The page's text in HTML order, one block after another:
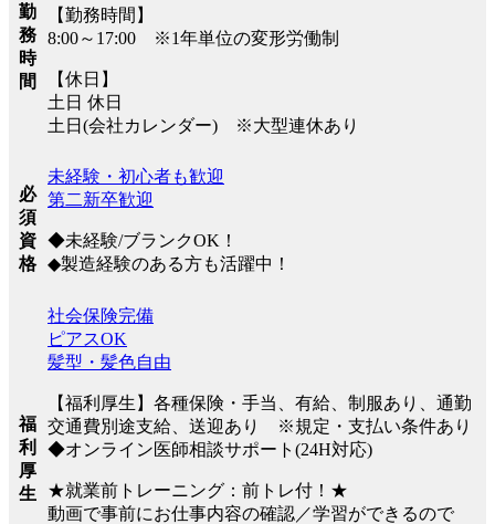
勤
務
時
間
【勤務時間】
8:00～17:00 ※1年単位の変形労働制
【休日】
土日 休日
土日(会社カレンダー) ※大型連休あり
必
須
資
格
未経験・初心者も歓迎
第二新卒歓迎
◆未経験/ブランクOK！
◆製造経験のある方も活躍中！
福
利
厚
生
社会保険完備
ピアスOK
髪型・髪色自由
【福利厚生】各種保険・手当、有給、制服あり、通勤
交通費別途支給、送迎あり ※規定・支払い条件あり
◆オンライン医師相談サポート(24H対応)
★就業前トレーニング：前トレ付！★
動画で事前にお仕事内容の確認／学習ができるので